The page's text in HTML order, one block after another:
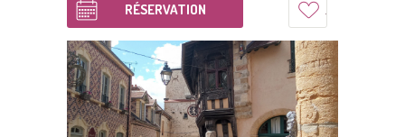
à
mon
carnet
RÉSERVATION